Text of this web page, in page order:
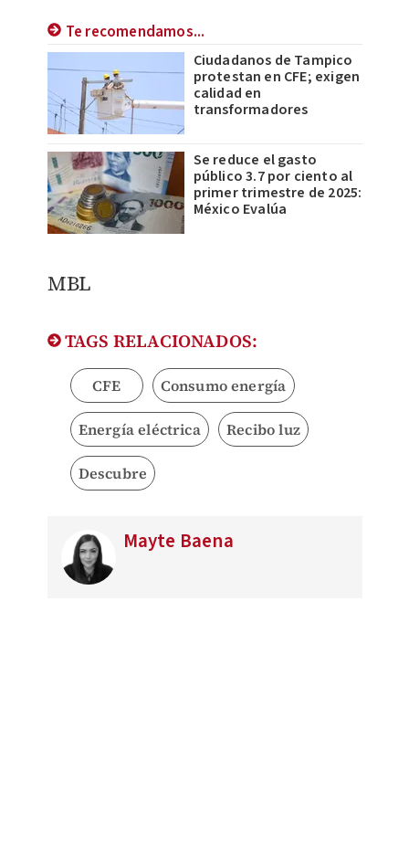
Te recomendamos...
Ciudadanos de Tampico
protestan en CFE; exigen
calidad en
transformadores
Se reduce el gasto
público 3.7 por ciento al
primer trimestre de 2025:
México Evalúa
MBL
TAGS RELACIONADOS:
CFE Consumo energía
Energía eléctrica Recibo luz
Descubre
Mayte Baena